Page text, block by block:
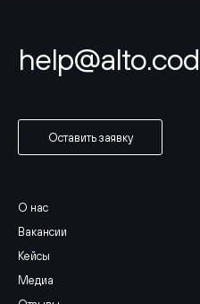
Оставить заявку
О нас
Вакансии
Кейсы
Медиа